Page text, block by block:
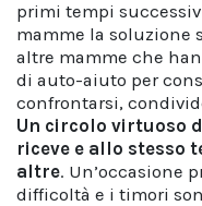
primi tempi
mamme la soluzione
altre mamme che
di auto-aiuto per
confrontarsi,
Un circolo virtuoso
riceve e allo stesso
altre. Un’occasione
difficoltà e i timori